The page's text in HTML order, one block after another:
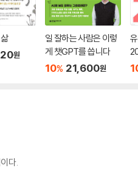
원
일 잘하는 사람은 이렇
게 챗GPT를 씁니다
10% 21,600원
다.